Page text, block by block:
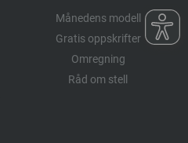
Månedens modell
Gratis oppskrifter
Omregning
Råd om stell